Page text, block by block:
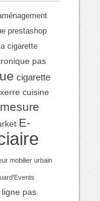
prestashop
cigarette
pas
cigarette
cuisine
E-
mobilier urbain
pas